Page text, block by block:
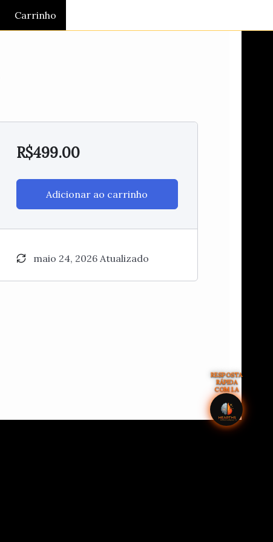
RESPOSTA
RÁPIDA
COM I.A
Carrinho
R$499.00
Adicionar ao carrinho
maio 24, 2026 Atualizado